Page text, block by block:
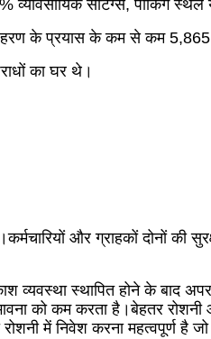
सेटिंग्स, पार्किंग स्थल
के प्रयास के कम से कम
का घर थे।
और ग्राहकों दोनों की
व्यवस्था स्थापित होने के बाद
को कम करता है।बेहतर
में निवेश करना महत्वपूर्ण है